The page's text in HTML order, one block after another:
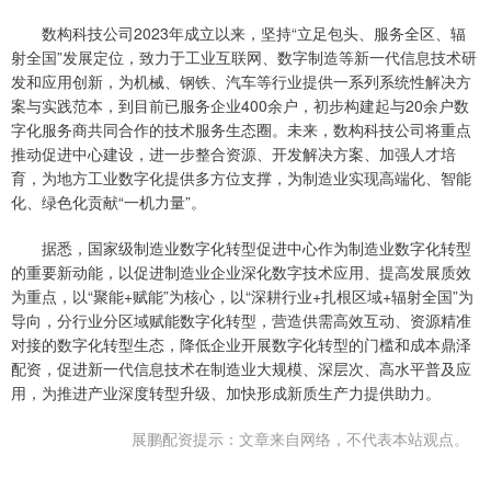
数构科技公司2023年成立以来，坚持“立足包头、服务全区、辐
射全国”发展定位，致力于工业互联网、数字制造等新一代信息技术研
发和应用创新，为机械、钢铁、汽车等行业提供一系列系统性解决方
案与实践范本，到目前已服务企业400余户，初步构建起与20余户数
字化服务商共同合作的技术服务生态圈。未来，数构科技公司将重点
推动促进中心建设，进一步整合资源、开发解决方案、加强人才培
育，为地方工业数字化提供多方位支撑，为制造业实现高端化、智能
化、绿色化贡献“一机力量”。
据悉，国家级制造业数字化转型促进中心作为制造业数字化转型
的重要新动能，以促进制造业企业深化数字技术应用、提高发展质效
为重点，以“聚能+赋能”为核心，以“深耕行业+扎根区域+辐射全国”为
导向，分行业分区域赋能数字化转型，营造供需高效互动、资源精准
对接的数字化转型生态，降低企业开展数字化转型的门槛和成本鼎泽
配资，促进新一代信息技术在制造业大规模、深层次、高水平普及应
用，为推进产业深度转型升级、加快形成新质生产力提供助力。
展鹏配资提示：文章来自网络，不代表本站观点。